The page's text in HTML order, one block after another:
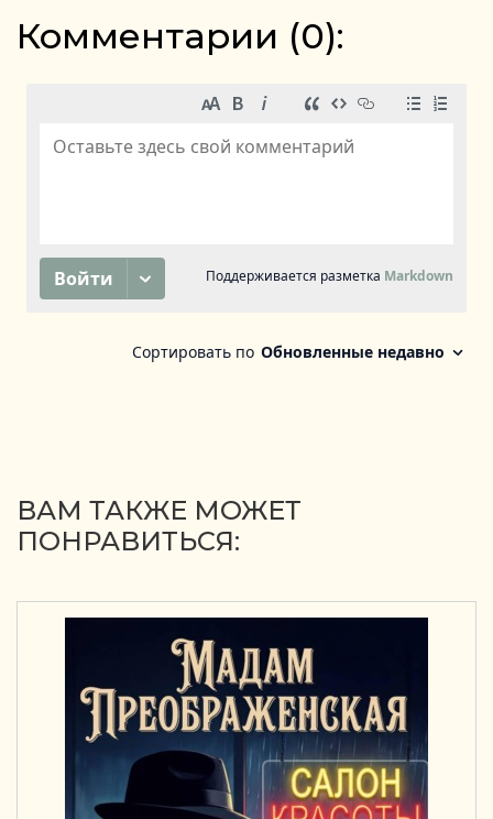
Комментарии (0):
ВАМ ТАКЖЕ МОЖЕТ
ПОНРАВИТЬСЯ: